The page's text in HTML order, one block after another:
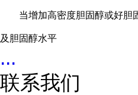
当增加高密度胆固醇或好胆
及胆固醇水平
...
联系我们